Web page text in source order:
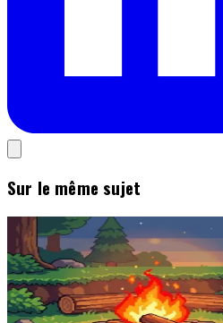
Sur le même sujet